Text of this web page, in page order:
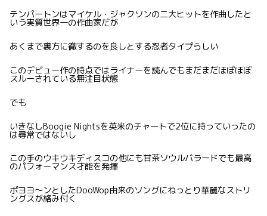
テンパートンはマイケル・ジャクソンの二大ヒットを作曲したと
いう実質世界一の作曲家だが
あくまで裏方に徹するのを良しとする忍者タイプらしい
このデビュー作の時点ではライナーを読んでもまだまだほぼほぼ
スルーされている無注目状態
でも
いきなしBoogie Nightsを英米のチャートで2位に持っていったの
は尋常ではないし
この手のウキウキディスコの他にも甘茶ソウルバラードでも最高
のパフォーマンス才能を発揮
ポヨヨ〜ンとしたDooWop由来のソングにねっとり華麗なストリ
ングスが絡み付く